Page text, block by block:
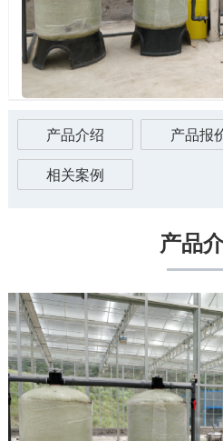
产品介绍 产品报
相关案例
产品